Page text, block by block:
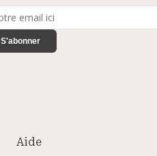
S'abonner
Aide